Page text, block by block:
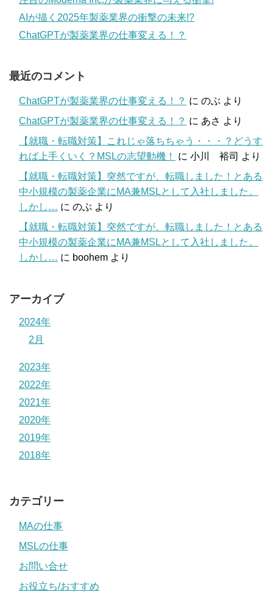
AIが描く2025年製薬業界の衝撃の未来!?
ChatGPTが製薬業界の仕事変える！？
最近のコメント
ChatGPTが製薬業界の仕事変える！？ に のぶ より
ChatGPTが製薬業界の仕事変える！？ に あさ より
【就職・転職対策】これじゃ落ちちゃう・・・？どうす
れば上手くいく？MSLの志望動機！
に 小川 裕司 より
【就職・転職対策】突然ですが、転職しました！とある
中小規模の製薬企業にMA兼MSLとして入社しました。
しかし… に のぶ より
【就職・転職対策】突然ですが、転職しました！とある
中小規模の製薬企業にMA兼MSLとして入社しました。
しかし… に boohem より
アーカイブ
2024年
2月
2023年
2022年
2021年
2020年
2019年
2018年
カテゴリー
MAの仕事
MSLの仕事
お問い合せ
お役立ち/おすすめ